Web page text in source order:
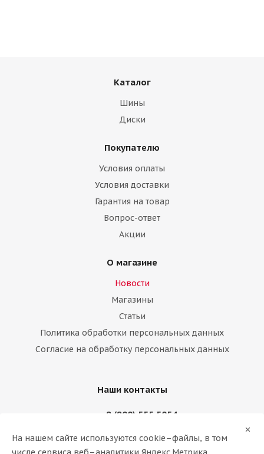
Каталог
Шины
Диски
Покупателю
Условия оплаты
Условия доставки
Гарантия на товар
Вопрос-ответ
Акции
О магазине
Новости
Магазины
Статьи
Политика обработки персональных данных
Согласие на обработку персональных данных
Наши контакты
8 (800) 555 5054
88005555054@mail.ru
На нашем сайте используются cookie–файлы, в том